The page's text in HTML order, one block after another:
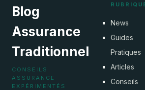
Blog
Assurance
Traditionnel
CONSEILS
ASSURANCE
EXPÉRIMENTÉS
News
Guides
Pratiques
Articles
Conseils